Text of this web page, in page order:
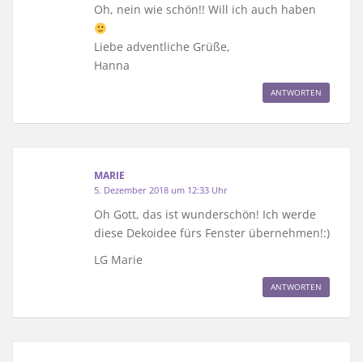
Oh, nein wie schön!! Will ich auch haben
Liebe adventliche Grüße,
Hanna
ANTWORTEN
MARIE
5. Dezember 2018 um 12:33 Uhr
Oh Gott, das ist wunderschön! Ich werde
diese Dekoidee fürs Fenster übernehmen!:)
LG Marie
ANTWORTEN